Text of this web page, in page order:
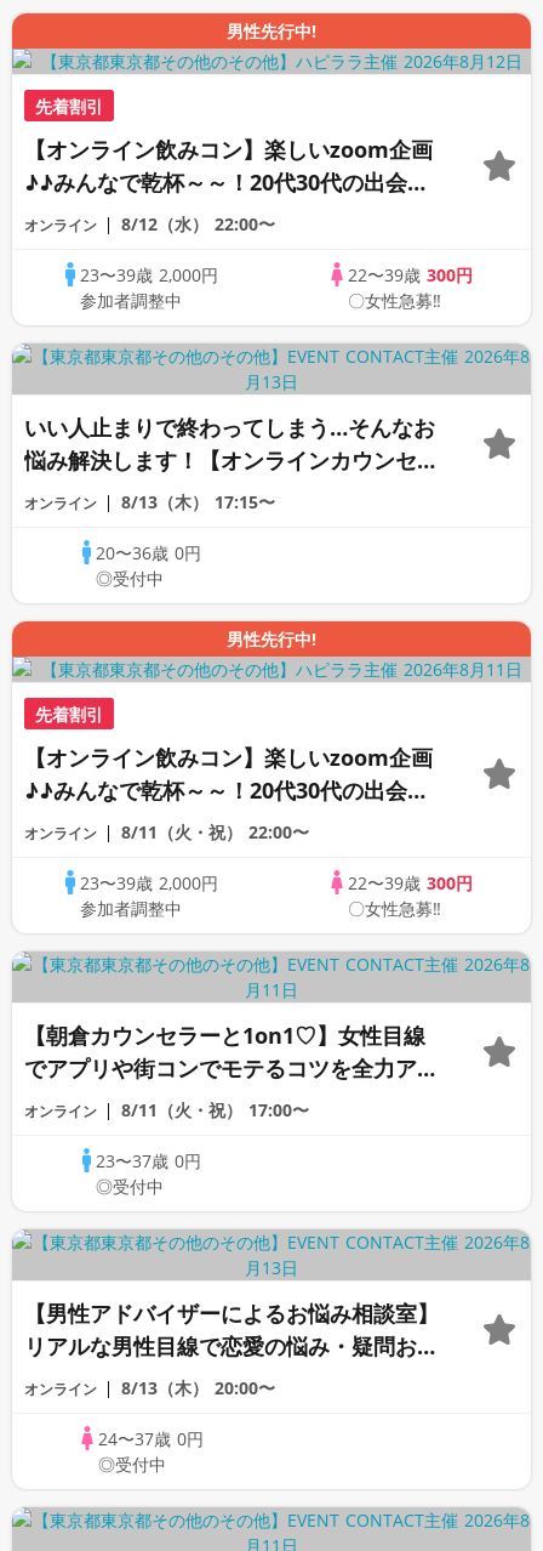
男性先行中!
先着割引
【オンライン飲みコン】楽しいzoom企画
♪♪みんなで乾杯～～！20代30代の出会い
応援♪♪リモートパーティー♪♪友達作りか
う♪☆全国の方が対象☆司会進行あり♪♪♪
オンライン 8/12（水） 22:00〜
23〜39歳 2,000円
参加者調整中
22〜39歳 300円
〇女性急募‼
いい人止まりで終わってしまう…そんなお
悩み解決します！【オンラインカウンセリ
ング】
オンライン 8/13（木） 17:15〜
20〜36歳0円
◎受付中
男性先行中!
先着割引
【オンライン飲みコン】楽しいzoom企画
♪♪みんなで乾杯～～！20代30代の出会い
応援♪♪リモートパーティー♪♪友達作りか
う♪☆全国の方が対象☆司会進行あり♪♪♪
オンライン 8/11（火・祝） 22:00〜
23〜39歳 2,000円
参加者調整中
22〜39歳 300円
〇女性急募‼
【朝倉カウンセラーと1on1♡】女性目線
でアプリや街コンでモテるコツを全力アド
バイス♡《オンライン恋愛カウンセリン
オンライン 8/11（火・祝） 17:00〜
23〜37歳0円
◎受付中
【男性アドバイザーによるお悩み相談室】
リアルな男性目線で恋愛の悩み・疑問お答
えします《女性のための恋愛相談室》
オンライン 8/13（木） 20:00〜
24〜37歳 0円
◎受付中